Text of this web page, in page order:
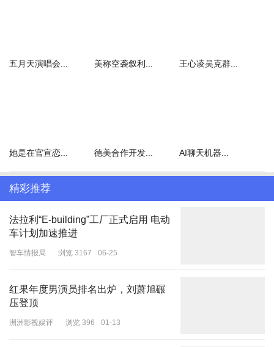
五月天演唱会... 美称空袭叙利... 王心凌吴克群...
她是在官宣恋... 德美合作开发... AI聊天机器...
精彩推荐
法拉利“E-building”工厂正式启用 电动
车计划加速推进
智车情报局 浏览 3167 06-25
红果年度男演员排名出炉，刘萧旭碾
压登顶
洲洲影视娱评 浏览 396 01-13